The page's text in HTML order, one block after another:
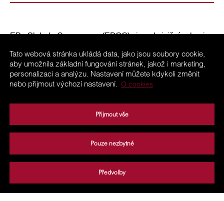
EP Global Commerce (EPGC) je akviziční skupina
Společnost EP Global Commerce byla založena v dubnu
2016 a sídlí v Praze. EPGC v současnosti vlastní 49,99 %
kmenových akcií a hlasovacích práv ve společnosti
METRO AG.
Podmínky používání
Tato webová stránka ukládá data, jako jsou soubory cookie,
aby umožnila základní fungování stránek, jakož i marketing,
personalizaci a analýzu. Nastavení můžete kdykoli změnit
nebo přijmout výchozí nastavení.
O cookies
Přijmout vše
Pouze nezbytné
Předvolby